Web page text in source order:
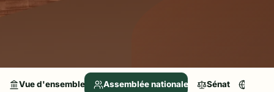
Vue d'ensemble Assemblée nationale Sénat